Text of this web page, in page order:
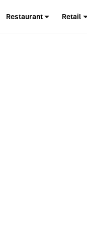
Restaurant Retail